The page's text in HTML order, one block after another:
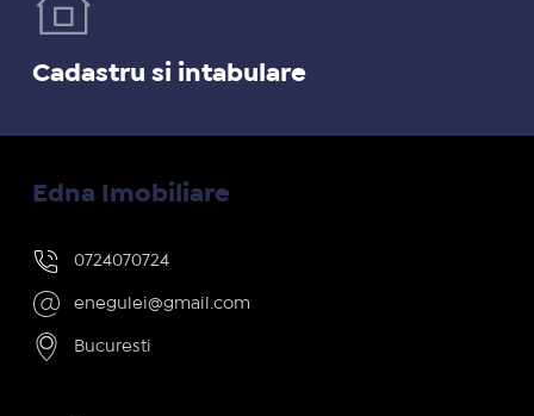
Cadastru si intabulare
Edna Imobiliare
0724070724
enegulei@gmail.com
Bucuresti